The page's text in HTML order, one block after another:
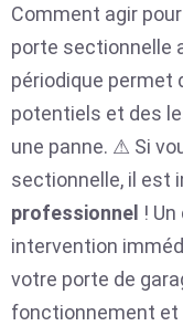
Comment agir
porte sectionnelle
périodique permet
potentiels et des
une panne. ⚠ Si
sectionnelle, il est
professionnel !
intervention
votre porte de
fonctionnement et